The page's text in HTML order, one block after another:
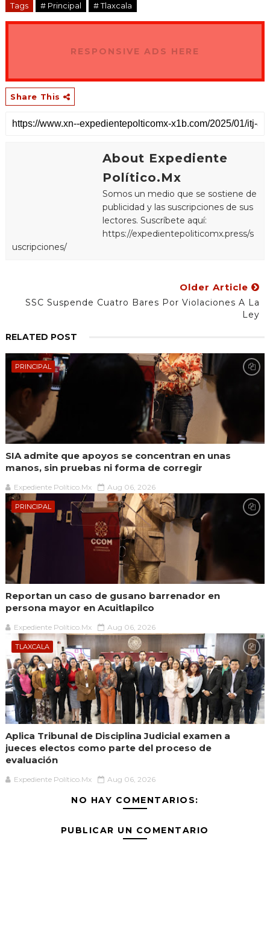
Tags # Principal # Tlaxcala
RESPONSIVE ADS HERE
Share This
About Expediente
Político.Mx
Somos un medio que se sostiene de
publicidad y las suscripciones de sus
lectores. Suscríbete aquí:
https://expedientepoliticomx.press/s
uscripciones/
Older Article
SSC Suspende Cuatro Bares Por Violaciones A La
Ley
RELATED POST
PRINCIPAL
SIA admite que apoyos se concentran en unas
manos, sin pruebas ni forma de corregir
Expediente Político.Mx Aug 06, 2026
PRINCIPAL
Reportan un caso de gusano barrenador en
persona mayor en Acuitlapilco
Expediente Político.Mx Aug 06, 2026
TLAXCALA
Aplica Tribunal de Disciplina Judicial examen a
jueces electos como parte del proceso de
evaluación
Expediente Político.Mx Aug 06, 2026
NO HAY COMENTARIOS:
PUBLICAR UN COMENTARIO